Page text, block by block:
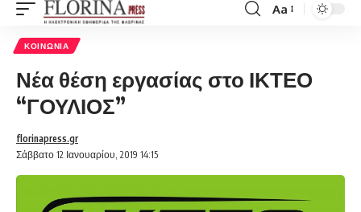
Font
Aa
ΚΟΙΝΩΝΊΑ
Νέα θέση εργασίας στο ΙΚΤΕΟ
“ΓΟΥΛΙΟΣ”
Σάββατο 12 Ιανουαρίου, 2019 14:15
florinapress.gr